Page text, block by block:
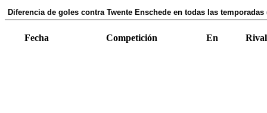
Diferencia de goles contra Twente Enschede en todas las temporadas
Fecha Competición En Rival